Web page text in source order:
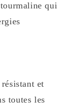
qui
et
toutes les